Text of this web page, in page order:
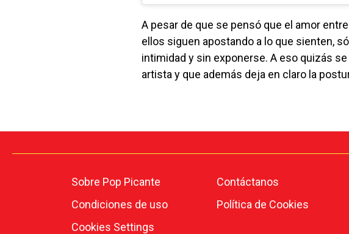
A pesar de que se pensó que el amor
ellos siguen apostando a lo que sienten,
intimidad y sin exponerse. A eso quizás
artista y que además deja en claro la
Sobre Pop Picante Contáctanos
Condiciones de uso
Política de Cookies
Cookies Settings